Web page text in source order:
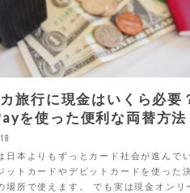
旅行に現金はいくら必要
を使った便利な両替方法
日本よりもずっとカード社会が進んで
ットカードやデビットカードを使った
場所で使えます。 でも実は現金オンリ